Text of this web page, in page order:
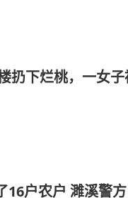
扔下烂桃，一女
方：抓获 2人，